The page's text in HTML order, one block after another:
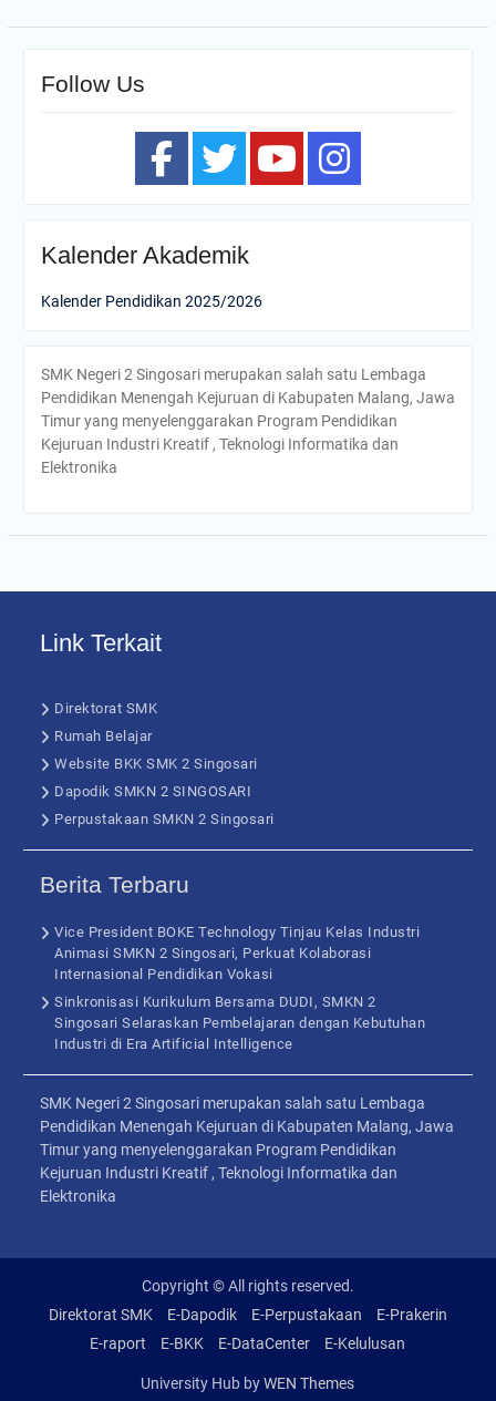
Follow Us
Kalender Akademik
Kalender Pendidikan 2025/2026
SMK Negeri 2 Singosari merupakan salah satu Lembaga
Pendidikan Menengah Kejuruan di Kabupaten Malang, Jawa
Timur yang menyelenggarakan Program Pendidikan
Kejuruan Industri Kreatif , Teknologi Informatika dan
Elektronika
Link Terkait
Direktorat SMK
Rumah Belajar
Website BKK SMK 2 Singosari
Dapodik SMKN 2 SINGOSARI
Perpustakaan SMKN 2 Singosari
Berita Terbaru
Vice President BOKE Technology Tinjau Kelas Industri
Animasi SMKN 2 Singosari, Perkuat Kolaborasi
Internasional Pendidikan Vokasi
Sinkronisasi Kurikulum Bersama DUDI, SMKN 2
Singosari Selaraskan Pembelajaran dengan Kebutuhan
Industri di Era Artificial Intelligence
SMK Negeri 2 Singosari merupakan salah satu Lembaga
Pendidikan Menengah Kejuruan di Kabupaten Malang, Jawa
Timur yang menyelenggarakan Program Pendidikan
Kejuruan Industri Kreatif , Teknologi Informatika dan
Elektronika
Copyright © All rights reserved.
Direktorat SMK
E-Dapodik E-Perpustakaan
E-Prakerin
E-raport
E-BKK E-DataCenter E-Kelulusan
University Hub byWEN Themes